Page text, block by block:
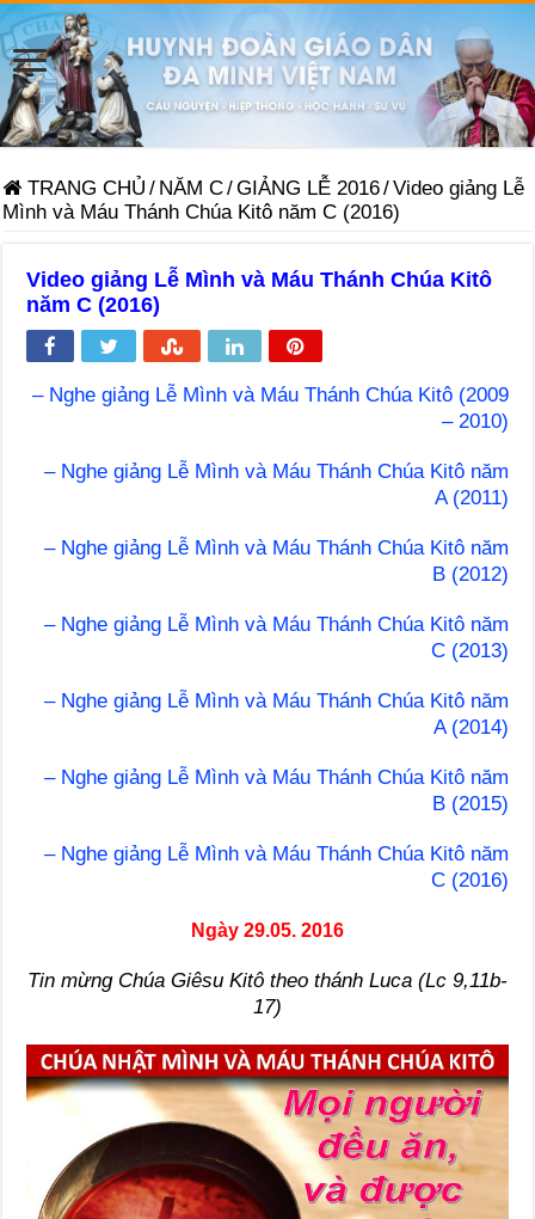
TRANG CHỦ / NĂM C/GIẢNG LỄ 2016/Video giảng Lễ
Mình và Máu Thánh Chúa Kitô năm C (2016)
Video giảng Lễ Mình và Máu Thánh Chúa Kitô
năm C (2016)
– Nghe giảng Lễ Mình và Máu Thánh Chúa Kitô (2009
– 2010)
– Nghe giảng Lễ Mình và Máu Thánh Chúa Kitô năm
A (2011)
– Nghe giảng Lễ Mình và Máu Thánh Chúa Kitô năm
B (2012)
– Nghe giảng Lễ Mình và Máu Thánh Chúa Kitô năm
C (2013)
– Nghe giảng Lễ Mình và Máu Thánh Chúa Kitô năm
A (2014)
– Nghe giảng Lễ Mình và Máu Thánh Chúa Kitô năm
B (2015)
– Nghe giảng Lễ Mình và Máu Thánh Chúa Kitô năm
C (2016)
Ngày 29.05. 2016
Tin mừng Chúa Giêsu Kitô theo thánh Luca (Lc 9,11b-
17)